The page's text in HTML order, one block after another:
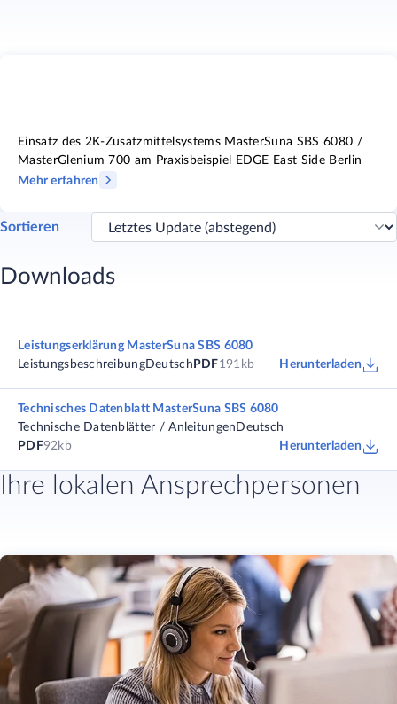
Einsatz des 2K-Zusatzmittelsystems MasterSuna SBS 6080 /
MasterGlenium 700 am Praxisbeispiel EDGE East Side Berlin
Mehr erfahren
Sortieren
Downloads
Leistungserklärung MasterSuna SBS 6080
LeistungsbeschreibungDeutsch PDF191kb Herunterladen
Technisches Datenblatt MasterSuna SBS 6080
Technische Datenblätter / Anleitungen Deutsch
PDF92kb Herunterladen
Ihre lokalen Ansprechpersonen